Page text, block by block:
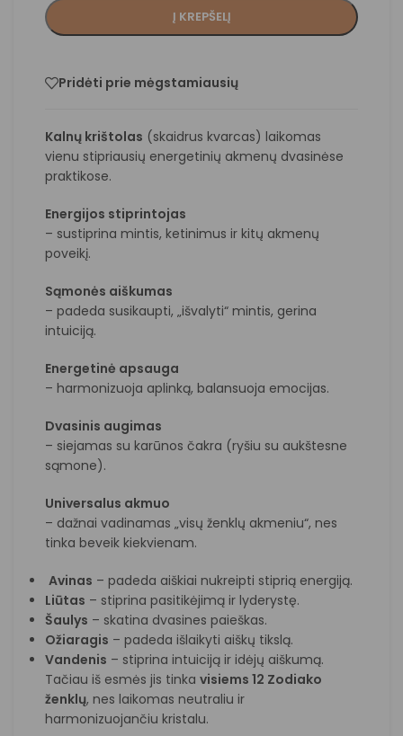
Į KREPŠELĮ
Pridėti prie mėgstamiausių
Kalnų krištolas (skaidrus kvarcas) laikomas
vienu stipriausių energetinių akmenų dvasinėse
praktikose.
Energijos stiprintojas
– sustiprina mintis, ketinimus ir kitų akmenų
poveikį.
Sąmonės aiškumas
– padeda susikaupti, „išvalyti“ mintis, gerina
intuiciją.
Energetinė apsauga
– harmonizuoja aplinką, balansuoja emocijas.
Dvasinis augimas
– siejamas su karūnos čakra (ryšiu su aukštesne
sąmone).
Universalus akmuo
– dažnai vadinamas „visų ženklų akmeniu“, nes
tinka beveik kiekvienam.
Avinas – padeda aiškiai nukreipti stiprią energiją.
Liūtas – stiprina pasitikėjimą ir lyderystę.
Šaulys – skatina dvasines paieškas.
Ožiaragis – padeda išlaikyti aiškų tikslą.
Vandenis – stiprina intuiciją ir idėjų aiškumą.
Tačiau iš esmės jis tinka visiems 12 Zodiako
ženklų, nes laikomas neutraliu ir
harmonizuojančiu kristalu.